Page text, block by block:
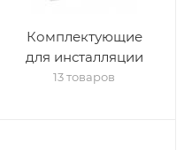
Комплектующие
для инсталляции
13 товаров